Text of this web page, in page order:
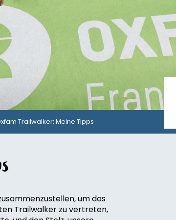
Trailwalker: Meine Tipps
um das
Trailwalker zu vertreten,